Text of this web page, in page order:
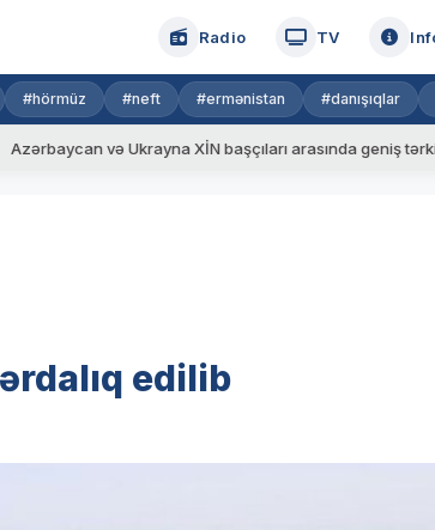
Radio TV
#hörmüz #neft #ermənistan #danışıqlar
və Ukrayna XİN başçıları arasında geniş tərkibdə
edilib